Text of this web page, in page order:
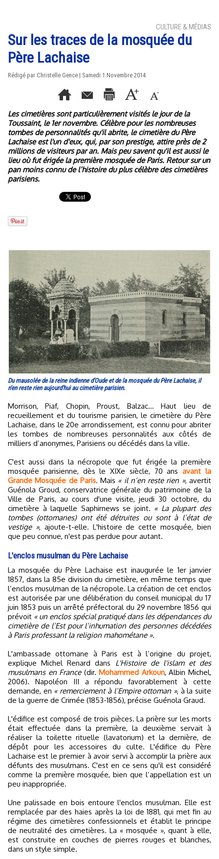
CULTURE & MÉDIAS
Sur les traces de la mosquée du
Père Lachaise
Rédigé par Christelle Gence | Samedi 1 Novembre 2014
Les cimetières sont particulièrement visités le jour de la
Toussaint, le 1er novembre. Célèbre pour les nombreuses
tombes de personnalités qu'il abrite, le cimetière du Père
Lachaise est l'un d'eux, qui, par son prestige, attire près de 2
millions de visiteurs par an. Mais peu savent qu'il est aussi le
lieu où fut érigée la première mosquée de Paris. Retour sur un
pan moins connu de l’histoire du plus célèbre des cimetières
parisiens.
Du mausolée de la reine indienne d'Oude et de la mosquée du Père Lachaise, il
n'en reste rien aujourd'hui au cimetière parisien.
Morrison, Piaf, Chopin, Proust, Balzac… Haut lieu de
recueillement et du tourisme parisien, le cimetière du Père
Lachaise, dans le 20e arrondissement, est connu pour abriter
les tombes de nombreuses personnalités aux côtés de
milliers d’anonymes, Parisiens ou décédés dans la ville.
C'est aussi dans la nécropole que fut érigée la première
mosquée parisienne, dès le XIXe siècle, 70 ansavant la
Grande Mosquée de Paris. Mais « il n’en reste rien », avertit
Guénola Groud, conservatrice générale du patrimoine de la
Ville de Paris, au cours d'une visite, jeudi 30 octobre, du
cimetière à laquelle Saphirnews se joint. « La plupart des
tombes (ottomanes) ont été détruites ou sont à l’état de
vestige », ajoute-t-elle. L'histoire de cette mosquée, bien
que peu connue, n'est pas perdue pour autant.
L'enclos musulman du Père Lachaise
La mosquée du Père Lachaise est inaugurée le 1er janvier
1857, dans la 85e division du cimetière, en même temps que
l’enclos musulman de la nécropole. La création de cet enclos
est autorisée par une délibération du conseil municipal du 17
juin 1853 puis un arrêté préfectoral du 29 novembre 1856 qui
prévoit « un enclos spécial pratiqué dans les dépendances du
cimetière de l’Est pour l’inhumation des personnes décédées
à Paris professant la religion mahométane ».
L'ambassade ottomane à Paris est à l’origine du projet,
explique Michel Renard dans L'Histoire de l'islam et des
musulmans en France(dir. Mohammed Arkoun, Albin Michel,
2006). Napoléon III a répondu favorablement à cette
demande, en « remerciement à l’Empire ottoman », à la suite
de la guerre de Crimée (1853-1856), précise Guénola Graud.
L'édifice est composé de trois pièces. La prière sur les morts
était effectuée dans la première, la deuxième servait à
réaliser la toilette rituelle (lavatorium) et la dernière, de
dépôt pour les accessoires du culte. L'édifice du Père
Lachaise est le premier à avoir servi à accomplir la prière aux
défunts des musulmans. C'est en ce sens qu'il est considéré
comme la première mosquée, bien que l’appellation est un
peu inappropriée.
Une palissade en bois entoure l'enclos musulman. Elle est
remplacée par des haies après la loi de 1881, qui met fin au
régime des cimetières confessionnels et établit le principe
de neutralité des cimetières. La « mosquée », quant à elle,
est construite en couches de pierres rouges et blanches,
dans un style simple.